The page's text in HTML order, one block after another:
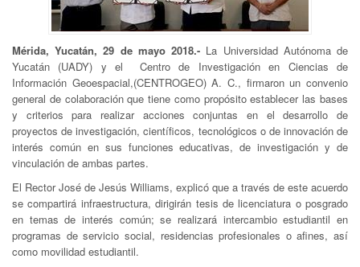
Mérida, Yucatán, 29 de mayo 2018.- La Universidad Autónoma de
Yucatán (UADY) y el Centro de Investigación en Ciencias de
Información Geoespacial,(CENTROGEO) A. C., firmaron un convenio
general de colaboración que tiene como propósito establecer las bases
y criterios para realizar acciones conjuntas en el desarrollo de
proyectos de investigación, científicos, tecnológicos o de innovación de
interés común en sus funciones educativas, de investigación y de
vinculación de ambas partes.
El Rector José de Jesús Williams, explicó que a través de este acuerdo
se compartirá infraestructura, dirigirán tesis de licenciatura o posgrado
en temas de interés común; se realizará intercambio estudiantil en
programas de servicio social, residencias profesionales o afines, así
como movilidad estudiantil.